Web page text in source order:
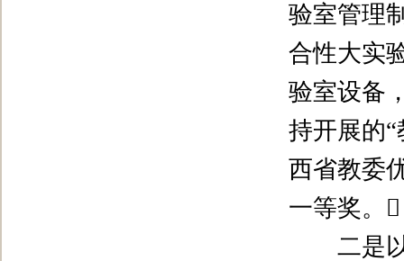
验室管理
合性大实
验室设备
持开展的“
西省教委
一等奖。 
二是以